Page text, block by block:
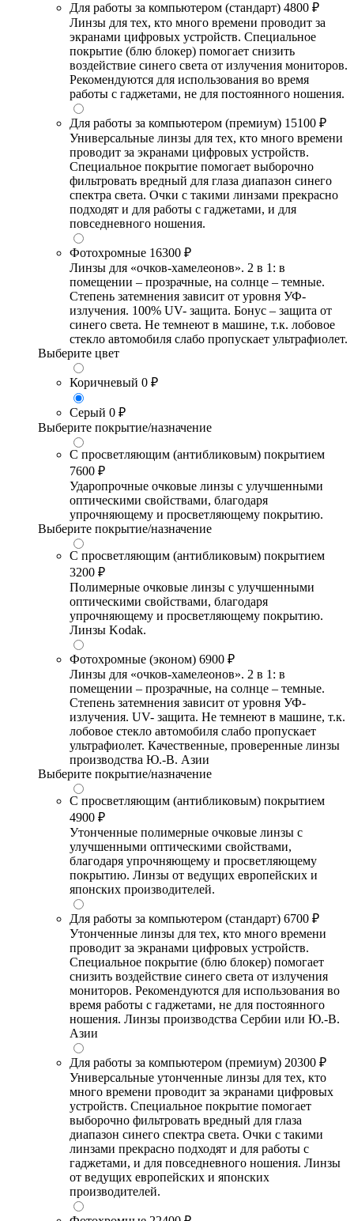
Для работы за компьютером (стандарт) 4800 ₽
Линзы для тех, кто много времени проводит за
экранами цифровых устройств. Специальное
покрытие (блю блокер) помогает снизить
воздействие синего света от излучения мониторов.
Рекомендуются для использования во время
работы с гаджетами, не для постоянного ношения.
Для работы за компьютером (премиум) 15100 ₽
Универсальные линзы для тех, кто много времени
проводит за экранами цифровых устройств.
Специальное покрытие помогает выборочно
фильтровать вредный для глаза диапазон синего
спектра света. Очки с такими линзами прекрасно
подходят и для работы с гаджетами, и для
повседневного ношения.
Фотохромные 16300 ₽
Линзы для «очков-хамелеонов». 2 в 1: в
помещении – прозрачные, на солнце – темные.
Степень затемнения зависит от уровня УФ-
излучения. 100% UV- защита. Бонус – защита от
синего света. Не темнеют в машине, т.к. лобовое
стекло автомобиля слабо пропускает ультрафиолет.
Выберите цвет
Коричневый 0 ₽
Серый 0 ₽
Выберите покрытие/назначение
С просветляющим (антибликовым) покрытием
7600 ₽
Ударопрочные очковые линзы с улучшенными
оптическими свойствами, благодаря
упрочняющему и просветляющему покрытию.
Выберите покрытие/назначение
С просветляющим (антибликовым) покрытием
3200 ₽
Полимерные очковые линзы с улучшенными
оптическими свойствами, благодаря
упрочняющему и просветляющему покрытию.
Линзы Kodak.
Фотохромные (эконом) 6900 ₽
Линзы для «очков-хамелеонов». 2 в 1: в
помещении – прозрачные, на солнце – темные.
Степень затемнения зависит от уровня УФ-
излучения. UV- защита. Не темнеют в машине, т.к.
лобовое стекло автомобиля слабо пропускает
ультрафиолет. Качественные, проверенные линзы
производства Ю.-В. Азии
Выберите покрытие/назначение
С просветляющим (антибликовым) покрытием
4900 ₽
Утонченные полимерные очковые линзы с
улучшенными оптическими свойствами,
благодаря упрочняющему и просветляющему
покрытию. Линзы от ведущих европейских и
японских производителей.
Для работы за компьютером (стандарт) 6700 ₽
Утонченные линзы для тех, кто много времени
проводит за экранами цифровых устройств.
Специальное покрытие (блю блокер) помогает
снизить воздействие синего света от излучения
мониторов. Рекомендуются для использования во
время работы с гаджетами, не для постоянного
ношения. Линзы производства Сербии или Ю.-В.
Азии
Для работы за компьютером (премиум) 20300 ₽
Универсальные утонченные линзы для тех, кто
много времени проводит за экранами цифровых
устройств. Специальное покрытие помогает
выборочно фильтровать вредный для глаза
диапазон синего спектра света. Очки с такими
линзами прекрасно подходят и для работы с
гаджетами, и для повседневного ношения. Линзы
от ведущих европейских и японских
производителей.